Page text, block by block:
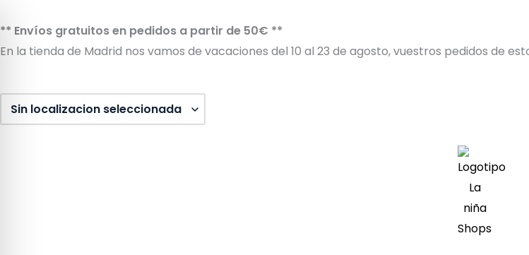
al
contenido
** Envíos gratuitos en pedidos a partir de 50€ **
En la tienda de Madrid nos vamos de vacaciones del 10 al 23 de agosto, vuestros pedidos de